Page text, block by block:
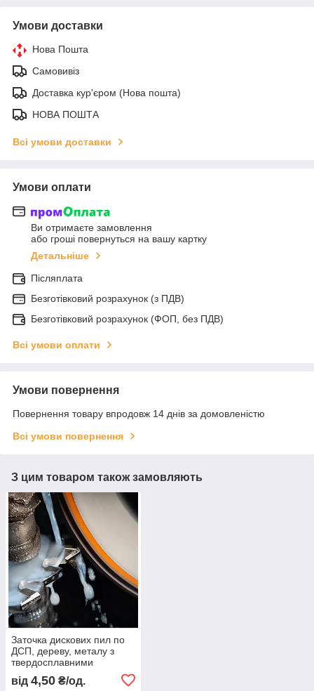
Умови доставки
Нова Пошта
Самовивіз
Доставка кур'єром (Нова пошта)
НОВА ПОШТА
Всі умови доставки
Умови оплати
Ви отримаєте замовлення
або гроші повернуться на вашу картку
Детальніше
Післяплата
Безготівковий розрахунок (з ПДВ)
Безготівковий розрахунок (ФОП, без ПДВ)
Всі умови оплати
Умови повернення
Повернення товару впродовж 14 днів за домовленістю
Всі умови повернення
З цим товаром також замовляють
Заточка дискових пил по
ДСП, дереву, металу з
твердосплавними
напайками на обладнанні
з ЧПК
від 4,50 ₴/од.